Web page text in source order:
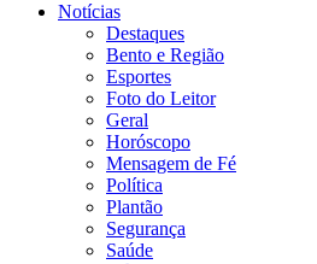
Notícias
Destaques
Bento e Região
Esportes
Foto do Leitor
Geral
Horóscopo
Mensagem de Fé
Política
Plantão
Segurança
Saúde